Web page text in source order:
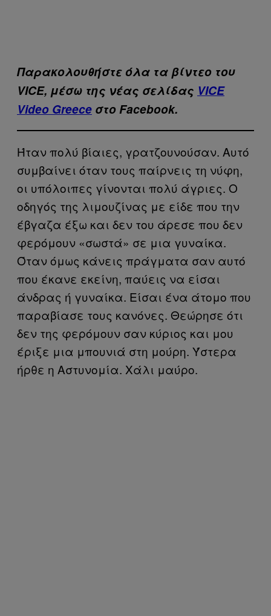
Παρακολουθήστε όλα τα βίντεo του
VICE, μέσω της νέας σελίδας VICE
Video Greece στο Facebook.
Ήταν πολύ βίαιες, γρατζουνούσαν. Αυτό
συμβαίνει όταν τους παίρνεις τη νύφη,
οι υπόλοιπες γίνονται πολύ άγριες. Ο
οδηγός της λιμουζίνας με είδε που την
έβγαζα έξω και δεν του άρεσε που δεν
φερόμουν «σωστά» σε μια γυναίκα.
Όταν όμως κάνεις πράγματα σαν αυτό
που έκανε εκείνη, παύεις να είσαι
άνδρας ή γυναίκα. Είσαι ένα άτομο που
παραβίασε τους κανόνες. Θεώρησε ότι
δεν της φερόμουν σαν κύριος και μου
έριξε μια μπουνιά στη μούρη. Ύστερα
ήρθε η Αστυνομία. Χάλι μαύρο.